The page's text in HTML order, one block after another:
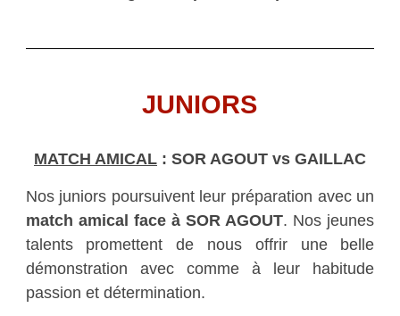
JUNIORS
MATCH AMICAL: SOR AGOUT vs GAILLAC
Nos juniors poursuivent leur préparation avec un
match amical face à SOR AGOUT. Nos jeunes
talents promettent de nous offrir une belle
démonstration avec comme à leur habitude
passion et détermination.